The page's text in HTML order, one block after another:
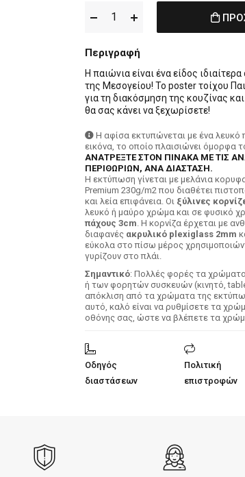
Περιγραφή
Η παιώνια είναι ένα είδος
της Μεσογείου! Το poster τοίχου
για τη διακόσμηση της κουζίνας
θα σας κάνει να ξεχωρίσετε!
Η αφίσα εκτυπώνεται με ένα
εικόνα, το οποίο πλαισιώνει όμορφα
ΑΝΑΤΡΕΞΤΕ ΣΤΟΝ ΠΙΝΑΚΑ ΜΕ ΤΙΣ
ΠΕΡΙΘΩΡΙΩΝ, ΑΝΑ ΔΙΑΣΤΑΣΗ.
H εκτύπωση γίνεται με μελάνια
Premium 230g/m2 που διαθέτει
και λεία επιφάνεια. Οι ξύλινες
λευκό ή μαύρο χρώμα και σε φυσικό
πάχους 3cm. Η κορνίζα έρχεται με
διαφανές ακρυλικό plexiglass 2mm
εύκολα στο πίσω μέρος
γυρίζουν στο πλάι.
Σημαντικό: Πολλές φορές τα
ή των φορητών συσκευών (κινητό,
απόκλιση από τα χρώματα της
αυτό, καλό είναι να ρυθμίσετε τα
οθόνης σας, ώστε να βλέπετε τα
Οδηγός
διαστάσεων
Πολιτική
επιστροφών